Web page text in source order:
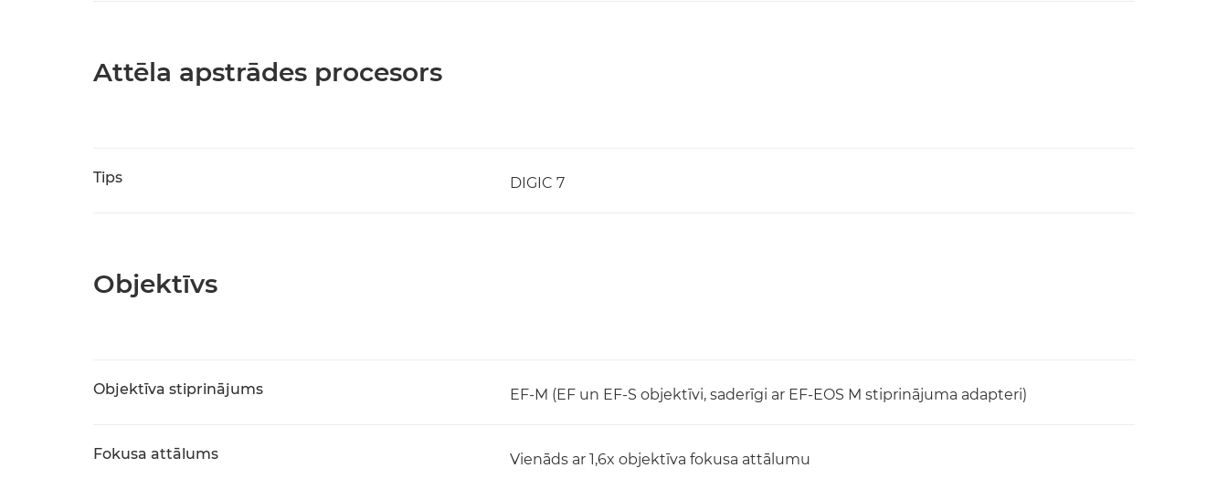
Attēla apstrādes procesors
Tips DIGIC 7
Objektīvs
Objektīva stiprinājums EF-M (EF un EF-S objektīvi, saderīgi ar EF-EOS M stiprinājuma adapteri)
Fokusa attālums Vienāds ar 1,6x objektīva fokusa attālumu